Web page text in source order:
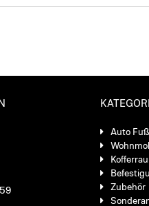
Auto
Zubehör